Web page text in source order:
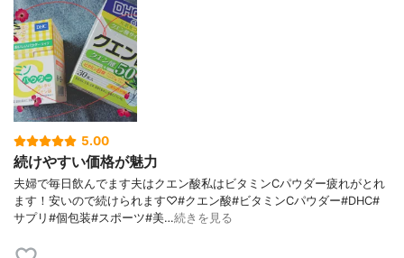
5.00
続けやすい価格が魅力
夫婦で毎日飲んでます夫はクエン酸私はビタミンCパウダー疲れがとれ
ます！安いので続けられます♡#クエン酸#ビタミンCパウダー#DHC#
サプリ#個包装#スポーツ#美…続きを見る